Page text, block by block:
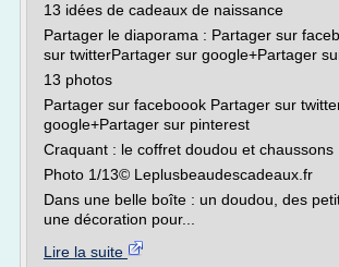
13 idées de cadeaux de naissance
Partager le diaporama : Partager sur
sur twitterPartager sur google+Partager
13 photos
Partager sur faceboook Partager sur
google+Partager sur pinterest
Craquant : le coffret doudou et chaussons
Photo 1/13© Leplusbeaudescadeaux.fr
Dans une belle boîte : un doudou, des
une décoration pour...
Lire la suite